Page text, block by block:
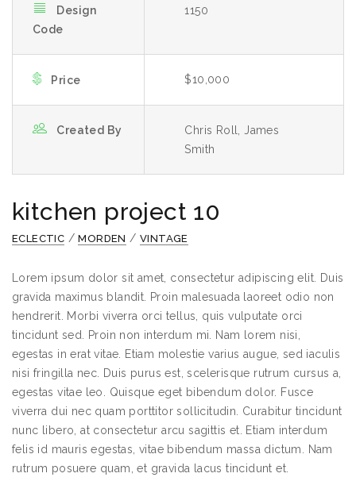
Design
Code
1150
Price $10,000
Created By
Chris Roll, James
Smith
kitchen project 10
ECLECTIC /MORDEN /VINTAGE
Lorem ipsum dolor sit amet, consectetur adipiscing elit. Duis
gravida maximus blandit. Proin malesuada laoreet odio non
hendrerit. Morbi viverra orci tellus, quis vulputate orci
tincidunt sed. Proin non interdum mi. Nam lorem nisi,
egestas in erat vitae. Etiam molestie varius augue, sed iaculis
nisi fringilla nec. Duis purus est, scelerisque rutrum cursus a,
egestas vitae leo. Quisque eget bibendum dolor. Fusce
viverra dui nec quam porttitor sollicitudin. Curabitur tincidunt
nunc libero, at consectetur arcu sagittis et. Etiam interdum
felis id mauris egestas, vitae bibendum massa dictum. Nam
rutrum posuere quam, et gravida lacus tincidunt et.